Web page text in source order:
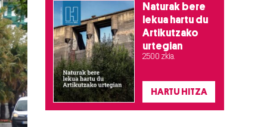
Naturak bere
lekua hartu du
Artikutzako
urtegian
2.500 zkia.
HARTU HITZA